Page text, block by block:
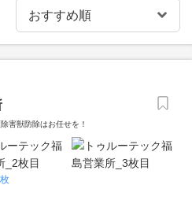
害獣防除はお任せを！